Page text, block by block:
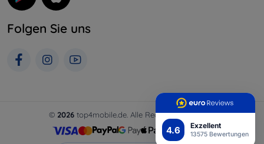
4.6 Exzellent
13575 Bewertungen
Folgen Sie uns
© 2026 top4mobile.de. Alle Rechte vorbehalten.